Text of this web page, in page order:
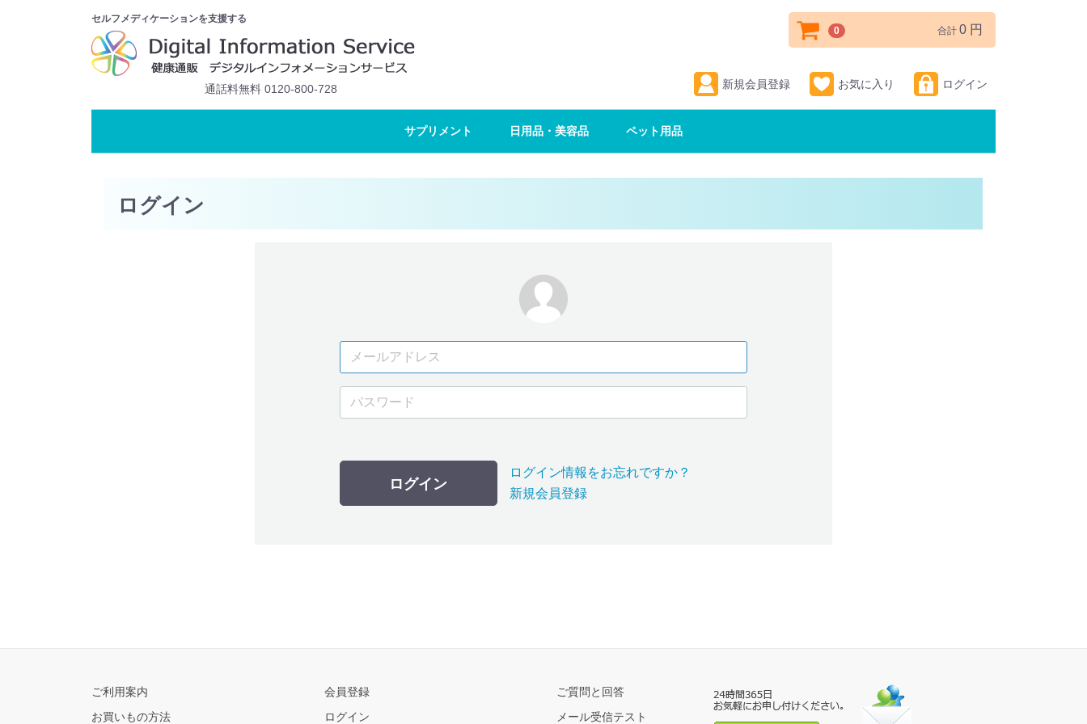
セルフメディケーションを支援する
通話料無料 0120-800-728 新規会員登録 お気に入り ログイン
0 合計 0 円
サプリメント 日用品・美容品 ペット用品
ログイン
ログイン
ログイン情報をお忘れですか？
新規会員登録
ご利用案内
お買いもの方法
会員登録
ログイン
ご質問と回答
メール受信テスト